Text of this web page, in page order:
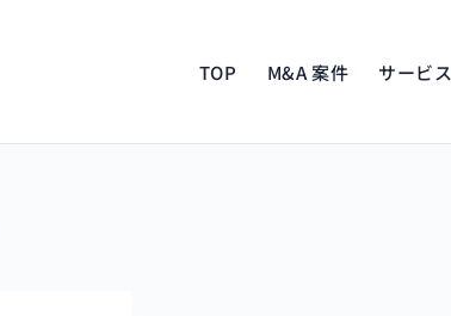
TOP M&A 案件 サービス